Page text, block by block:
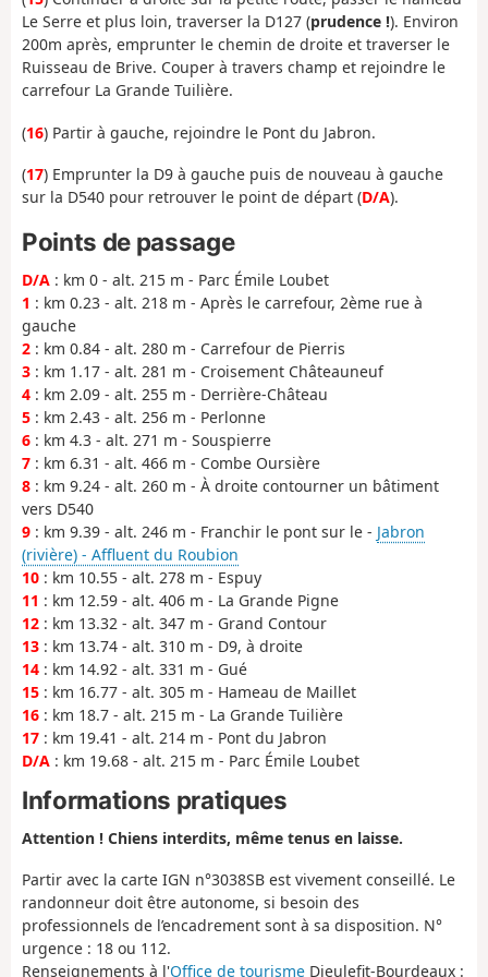
Le Serre et plus loin, traverser la D127 (prudence !). Environ
200m après, emprunter le chemin de droite et traverser le
Ruisseau de Brive. Couper à travers champ et rejoindre le
carrefour La Grande Tuilière.
(16) Partir à gauche, rejoindre le Pont du Jabron.
(17) Emprunter la D9 à gauche puis de nouveau à gauche
sur la D540 pour retrouver le point de départ (D/A).
Points de passage
D/A : km 0 - alt. 215 m - Parc Émile Loubet
1 : km 0.23 - alt. 218 m - Après le carrefour, 2ème rue à
gauche
2 : km 0.84 - alt. 280 m - Carrefour de Pierris
3 : km 1.17 - alt. 281 m - Croisement Châteauneuf
4 : km 2.09 - alt. 255 m - Derrière-Château
5 : km 2.43 - alt. 256 m - Perlonne
6 : km 4.3 - alt. 271 m - Souspierre
7 : km 6.31 - alt. 466 m - Combe Oursière
8 : km 9.24 - alt. 260 m - À droite contourner un bâtiment
vers D540
9 : km 9.39 - alt. 246 m - Franchir le pont sur le - Jabron
(rivière) - Affluent du Roubion
10 : km 10.55 - alt. 278 m - Espuy
11 : km 12.59 - alt. 406 m - La Grande Pigne
12 : km 13.32 - alt. 347 m - Grand Contour
13 : km 13.74 - alt. 310 m - D9, à droite
14 : km 14.92 - alt. 331 m - Gué
15 : km 16.77 - alt. 305 m - Hameau de Maillet
16 : km 18.7 - alt. 215 m - La Grande Tuilière
17 : km 19.41 - alt. 214 m - Pont du Jabron
D/A : km 19.68 - alt. 215 m - Parc Émile Loubet
Informations pratiques
Attention ! Chiens interdits, même tenus en laisse.
Partir avec la carte IGN n°3038SB est vivement conseillé. Le
randonneur doit être autonome, si besoin des
professionnels de l’encadrement sont à sa disposition. N°
urgence : 18 ou 112.
Renseignements à l'Office de tourisme Dieulefit-Bourdeaux :